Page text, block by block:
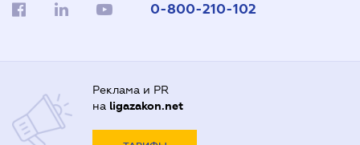
0-800-210-102
Реклама и PR
на ligazakon.net